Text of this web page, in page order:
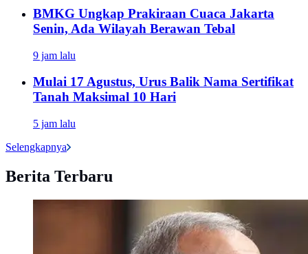
BMKG Ungkap Prakiraan Cuaca Jakarta
Senin, Ada Wilayah Berawan Tebal
9 jam lalu
Mulai 17 Agustus, Urus Balik Nama Sertifikat
Tanah Maksimal 10 Hari
5 jam lalu
Selengkapnya
Berita Terbaru